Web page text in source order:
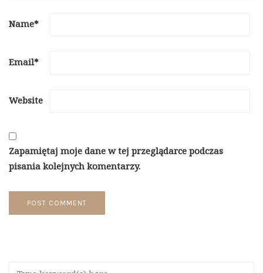
Name*
Email*
Website
Zapamiętaj moje dane w tej przeglądarce podczas
pisania kolejnych komentarzy.